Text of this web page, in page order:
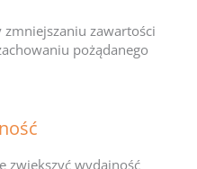
zmniejszaniu zawartości
pożądanego
zwiększyć wydajność